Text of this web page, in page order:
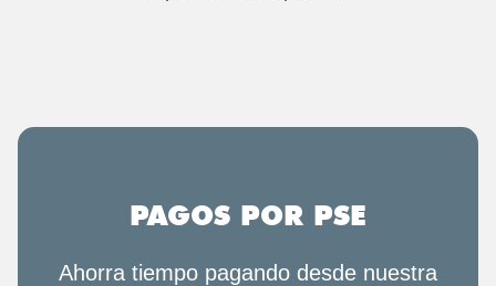
PAGOS POR PSE
Ahorra tiempo pagando desde nuestra